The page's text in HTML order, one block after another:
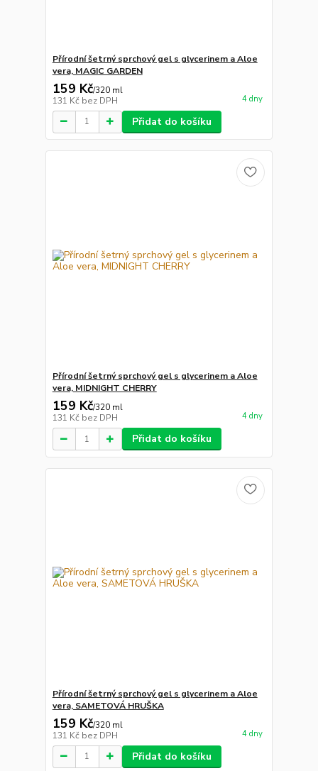
Přírodní šetrný sprchový gel s glycerinem a Aloe
vera, MAGIC GARDEN
159 Kč/320 ml
131 Kč bez DPH 4 dny
Přidat do košíku
Přírodní šetrný sprchový gel s glycerinem a Aloe
vera, MIDNIGHT CHERRY
159 Kč/320 ml
131 Kč bez DPH 4 dny
Přidat do košíku
Přírodní šetrný sprchový gel s glycerinem a Aloe
vera, SAMETOVÁ HRUŠKA
159 Kč/320 ml
131 Kč bez DPH 4 dny
Přidat do košíku